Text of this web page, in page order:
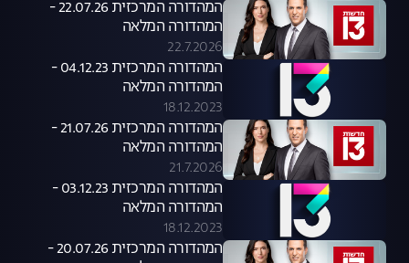
המהדורה המרכזית 22.07.26 -
המהדורה המלאה
22.7.2026
המהדורה המרכזית 04.12.23 -
המהדורה המלאה
18.12.2023
המהדורה המרכזית 21.07.26 -
המהדורה המלאה
21.7.2026
המהדורה המרכזית 03.12.23 -
המהדורה המלאה
18.12.2023
המהדורה המרכזית 20.07.26 -